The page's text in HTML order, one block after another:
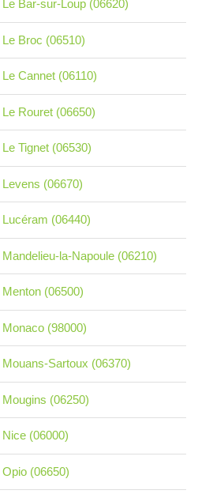
Bar-sur-Loup (06620)
Broc (06510)
Cannet (06110)
Rouret (06650)
Tignet (06530)
(06670)
(06440)
la-Napoule (06210)
(06500)
(98000)
Sartoux (06370)
(06250)
(06000)
(06650)